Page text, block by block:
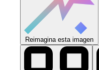
Reimagina esta imagen